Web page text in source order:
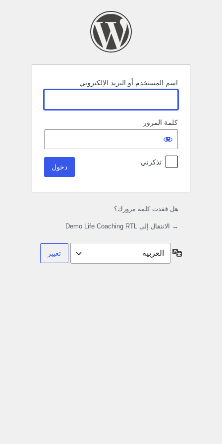
اسم المستخدم أو البريد الإلكتروني
كلمة المرور
تذكرني
هل فقدت كلمة مرورك؟
→ الانتقال إلى Demo Life Coaching RTL
اللغة